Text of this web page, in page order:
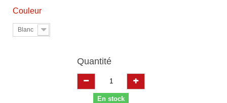
Couleur
Blanc
Quantité
En stock